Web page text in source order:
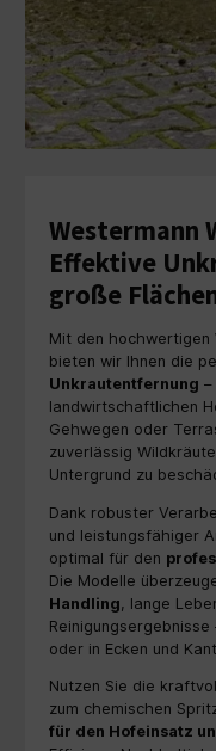
Westermann
Effektive
große
Mit den hochwertigen
bieten wir Ihnen die
Unkrautentfernung –
landwirtschaftlichen
Gehwegen oder
zuverlässig
Untergrund zu
Dank robuster
und leistungsfähiger
optimal für den
Die Modelle
Handling, lange
oder in Ecken und
Nutzen Sie die
zum chemischen
für den Hofeinsatz